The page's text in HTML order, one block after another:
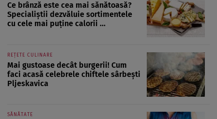
Ce brânză este cea mai sănătoasă?
Specialiștii dezvăluie sortimentele
cu cele mai puține calorii ...
REȚETE CULINARE
Mai gustoase decât burgerii! Cum
faci acasă celebrele chiftele sârbești
Pljeskavica
SĂNĂTATE